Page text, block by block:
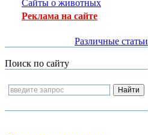
Сайты о животных
Реклама на сайте
Различные статьи
Поиск по сайту